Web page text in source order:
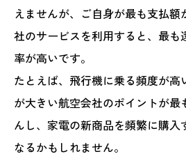
えませんが、ご自身が最も支払
社のサービスを利用すると、最も
率が高いです。
たとえば、飛行機に乗る頻度が高
が大きい航空会社のポイントが最
んし、家電の新商品を頻繁に購入
なるかもしれません。